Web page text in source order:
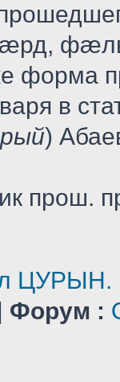
форма
в
)
прош.
ЦУРЫН.
Форум :